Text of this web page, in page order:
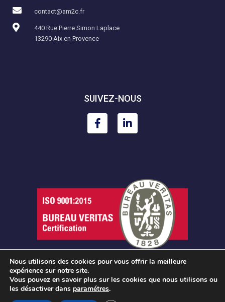
contact@am2c.fr
440 Rue Pierre Simon Laplace
13290 Aix en Provence
SUIVEZ-NOUS
MENTIONS LÉGALES
Nous utilisons des cookies pour vous offrir la meilleure
expérience sur notre site.
Vous pouvez en savoir plus sur les cookies que nous utilisons ou
les désactiver dans paramétres.